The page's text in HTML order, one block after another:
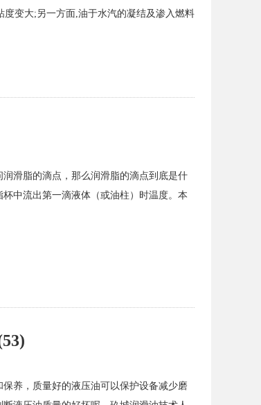
变大;另一方面,油于水汽的凝结及渗入燃料
滑脂的滴点，那么润滑脂的滴点到底是什
中流出第一滴液体（或油柱）时温度。本
养，质量好的液压油可以保护设备减少磨